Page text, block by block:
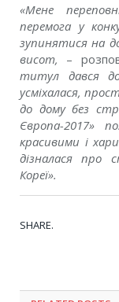
«Мене
перемога у
зупинятися на
висот, –
титул дався
усміхалася,
до дому без
Європа-2017»
красивими і
дізналася про
Кореї».
SHARE.